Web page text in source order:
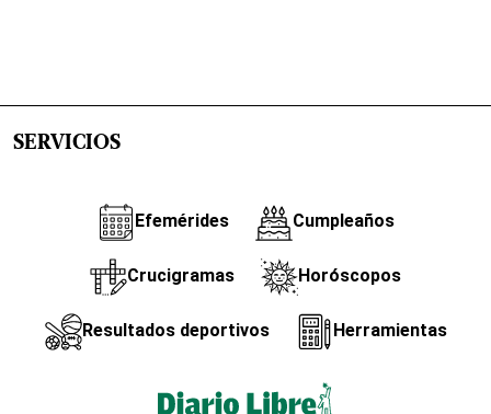
SERVICIOS
Efemérides Cumpleaños
Crucigramas Horóscopos
Resultados deportivos Herramientas